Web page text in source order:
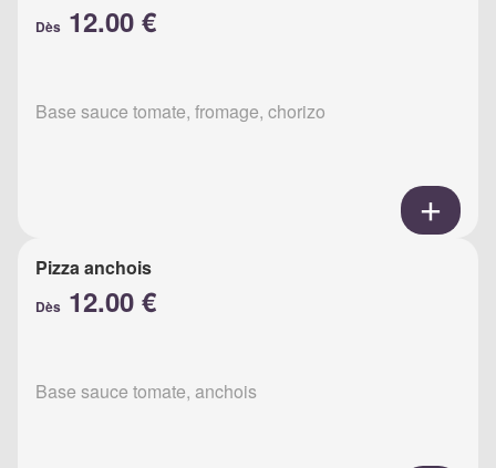
Dès 12.00 €
Base sauce tomate, fromage, chorizo
Pizza anchois
Dès 12.00 €
Base sauce tomate, anchois